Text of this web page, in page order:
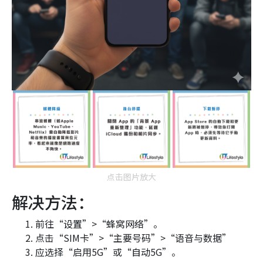
点击图片放大
解决方法：
前往“设置”>“蜂窝网络”。
点击“SIM卡”>“主要号码”>“语音与数据”
应选择“启用5G”或“自动5G”。